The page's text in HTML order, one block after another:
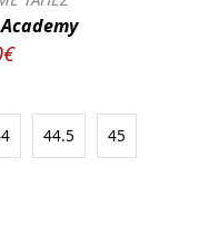
44.5 45